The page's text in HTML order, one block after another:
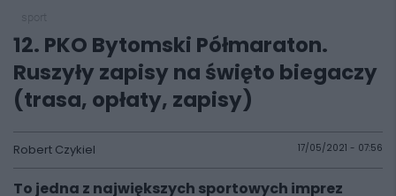
12. PKO Bytomski Półmaraton.
Ruszyły zapisy na święto biegaczy
(trasa, opłaty, zapisy)
Robert Czykiel 17/05/2021 - 07:56
To jedna z największych sportowych imprez